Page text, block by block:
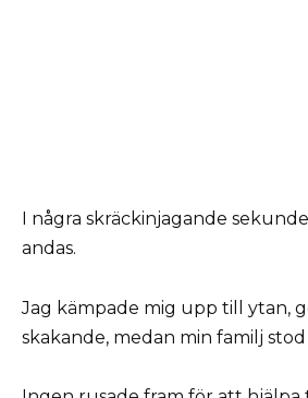
I några skräckinjagande
andas.
Jag kämpade mig upp till ytan,
skakande, medan min familj